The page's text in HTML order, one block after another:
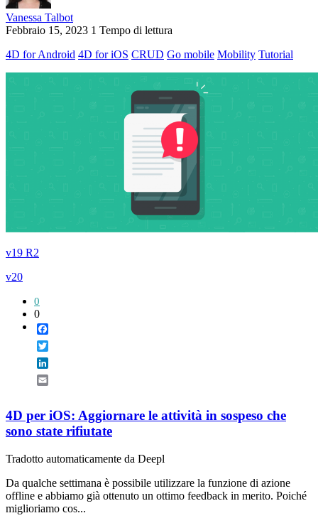
Vanessa Talbot
Febbraio 15, 2023 1 Tempo di lettura
4D for Android 4D for iOS CRUD Go mobile Mobility Tutorial
v19 R2
v20
0
0
4D per iOS: Aggiornare le attività in sospeso che
sono state rifiutate
Tradotto automaticamente da Deepl
Da qualche settimana è possibile utilizzare la funzione di azione
offline e abbiamo già ottenuto un ottimo feedback in merito. Poiché
miglioriamo cos...